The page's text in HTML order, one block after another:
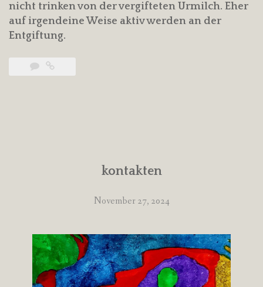
nicht trinken von der vergifteten Urmilch. Eher
auf irgendeine Weise aktiv werden an der
Entgiftung.
kontakten
November 27, 2024